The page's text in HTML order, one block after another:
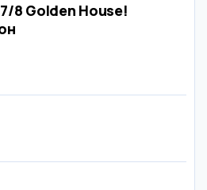
Golden House!